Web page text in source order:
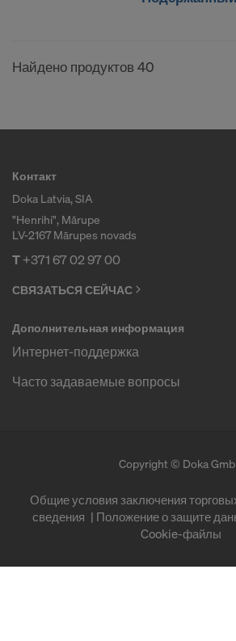
Найдено продуктов 40
Контакт
Doka Latvia, SIA
"Henrihi", Mārupe
LV-2167 Mārupes novads
T+371 67 02 97 00
СВЯЗАТЬСЯ СЕЙЧАС
Дополнительная информация
Интернет-поддержка
Часто задаваемые вопросы
Copyright © Doka
Общие условия заключения
сведения
Положение о защите
Cookie-файлы